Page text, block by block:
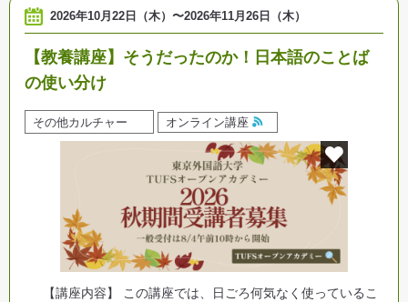
2026年10月22日（木） 〜2026年11月26日（木）
【教養講座】そうだったのか！日本語のことば
の使い分け
その他カルチャー オンライン講座
【講座内容】 この講座では、日ごろ何気なく使っているこ